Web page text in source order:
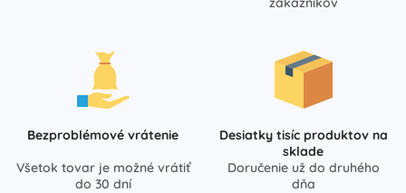
Bezproblémové vrátenie
Všetok tovar je možné vrátiť
do 30 dní
Desiatky tisíc produktov na
sklade
Doručenie už do druhého
dňa